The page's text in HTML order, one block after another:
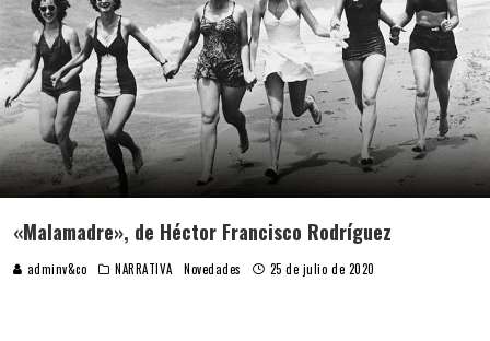
«Malamadre», de Héctor Francisco Rodríguez
adminv&co NARRATIVA Novedades 25 de julio de 2020